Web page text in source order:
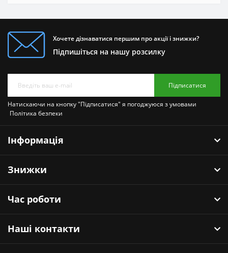
Хочете дізнаватися першим про акції і знижки?
Підпишіться на нашу розсилку
Підписатися
Натискаючи на кнопку "Підписатися" я погоджуюся з умовами
Політика безпеки
Інформація
Знижки
Час роботи
Наші контакти